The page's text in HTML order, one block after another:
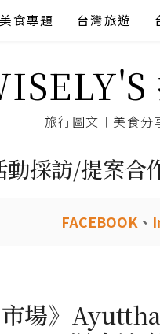
美食專題 台灣旅遊
旅行圖文︱美食分
採訪/提案合
FACEBOOK、
市場》